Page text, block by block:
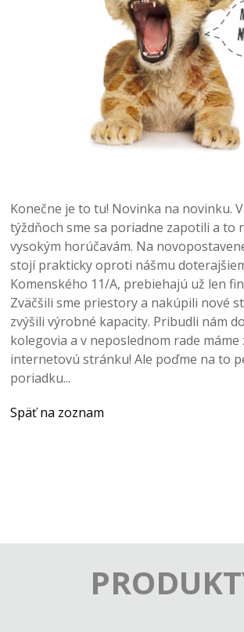
Konečne je to tu! Novinka na novinku.
týždňoch sme sa poriadne zapotili a to
vysokým horúčavám. Na
stojí prakticky oproti nášmu
Komenského 11/A, prebiehajú už len
Zväčšili sme priestory a nakúpili nové
zvýšili výrobné kapacity. Pribudli nám
kolegovia a v neposlednom rade
internetovú stránku! Ale poďme na to
poriadku...
Späť na zoznam